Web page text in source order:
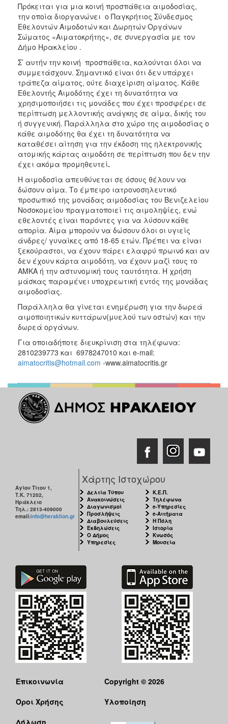
Πρόκειται για μια κοινή προσπάθεια αιμοδοσίας,
την οποία διοργανώνει ο Παγκρήτιος Σύνδεσμος
Εθελοντών Αιμοδοτών και Δωρητών Οργάνων
Σώματος «Αιματοκρήτης», σε συνεργασία με τον
Δήμο Ηρακλείου .
Σ’ αυτήν την κοινή προσπάθεια, καλούνται όλοι να
συμμετάσχουν. Σημαντικό είναι ότι δεν υπάρχει
τράπεζα αίματος, ούτε διαχείριση αίματος. Κάθε
Εθελοντής Αιμοδότης έχει τη δυνατότητα να
χρησιμοποιήσει τις μονάδες που έχει προσφέρει σε
περίπτωση μελλοντικής ανάγκης σε αίμα, δικής του
ή συγγενική. Παράλληλα στο χώρο της αιμοδοσίας ο
κάθε αιμοδότης θα έχει τη δυνατότητα να
καταθέσει αίτηση για την έκδοση της ηλεκτρονικής
ατομικής κάρτας αιμοδότη σε περίπτωση που δεν την
έχει ακόμα προμηθευτεί.
Η αιμοδοσία απευθύνεται σε όσους θέλουν να
δώσουν αίμα. Το έμπειρο ιατρονοσηλευτικό
προσωπικό της μονάδας αιμοδοσίας του Βενιζελείου
Νοσοκομείου πραγματοποιεί τις αιμοληψίες, ενώ
εθελοντές είναι παρόντες για να λύσουν κάθε
απορία. Αίμα μπορούν να δώσουν όλοι οι υγιείς
άνδρες/ γυναίκες από 18-65 ετών. Πρέπει να είναι
ξεκούραστοι, να έχουν πάρει ελαφρύ πρωινό και αν
δεν έχουν κάρτα αιμοδότη, να έχουν μαζί τους το
ΑΜΚΑ ή την αστυνομική τους ταυτότητα. Η χρήση
μάσκας παραμένει υποχρεωτική εντός της μονάδας
αιμοδοσίας.
Παράλληλα θα γίνεται ενημέρωση για την δωρεά
αιμοποιητικών κυττάρων(μυελού των οστών) και την
δωρεά οργάνων.
Για οποιαδήποτε διευκρίνιση στα τηλέφωνα:
2810239773 και 6978247010 και e-mail:
aimatocritis@hotmail.com -www.aimatocritis.gr
Αγίου Τίτου 1,
Τ.Κ. 71202,
Ηράκλειο
Τηλ.: 2813-409000
email:info@heraklion.gr
Χάρτης Ιστοχώρου
Δελτία Τύπου
Ανακοινώσεις
Διαγωνισμοί
Προσλήψεις
Διαβουλεύσεις
Εκδηλώσεις
Ο Δήμος
Υπηρεσίες
Κ.Ε.Π.
Τηλέφωνα
e-Υπηρεσίες
e-Αιτήματα
Η Πόλη
Ιστορία
Κνωσός
Μουσεία
Επικοινωνία
Όροι Χρήσης
Δήλωση
Copyright © 2026
Υλοποίηση